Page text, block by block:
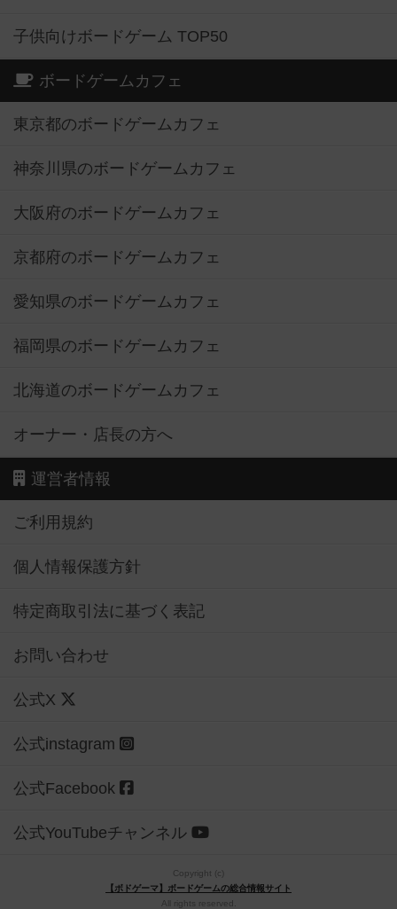
子供向けボードゲーム TOP50
ボードゲームカフェ
東京都のボードゲームカフェ
神奈川県のボードゲームカフェ
大阪府のボードゲームカフェ
京都府のボードゲームカフェ
愛知県のボードゲームカフェ
福岡県のボードゲームカフェ
北海道のボードゲームカフェ
オーナー・店長の方へ
運営者情報
ご利用規約
個人情報保護方針
特定商取引法に基づく表記
お問い合わせ
公式X
公式instagram
公式Facebook
公式YouTubeチャンネル
Copyright (c)
【ボドゲーマ】ボードゲームの総合情報サイト
All rights reserved.